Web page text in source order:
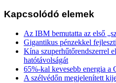
Kapcsolódó elemek
Az IBM bemutatta az első
Gigantikus pénzekkel
Kína szuperhűtőrendszerrel
hatótávolságát
65%-kal kevesebb energia a
A szélvédőn megjelenített